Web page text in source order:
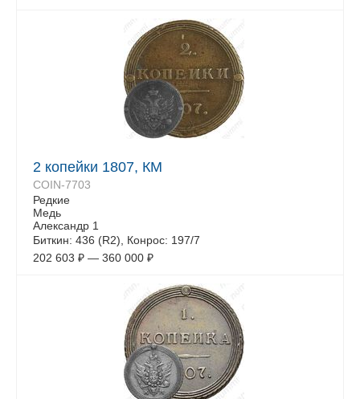
2 копейки 1807, КМ
COIN-7703
Редкие
Медь
Александр 1
Биткин: 436 (R2), Конрос: 197/7
202 603 ₽ — 360 000 ₽